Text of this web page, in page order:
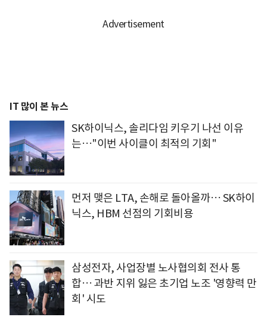
IT 많이 본 뉴스
SK하이닉스, 솔리다임 키우기 나선 이유
는…"이번 사이클이 최적의 기회"
먼저 맺은 LTA, 손해로 돌아올까… SK하이
닉스, HBM 선점의 기회비용
삼성전자, 사업장별 노사협의회 전사 통
합… 과반 지위 잃은 초기업 노조 '영향력 만
회' 시도